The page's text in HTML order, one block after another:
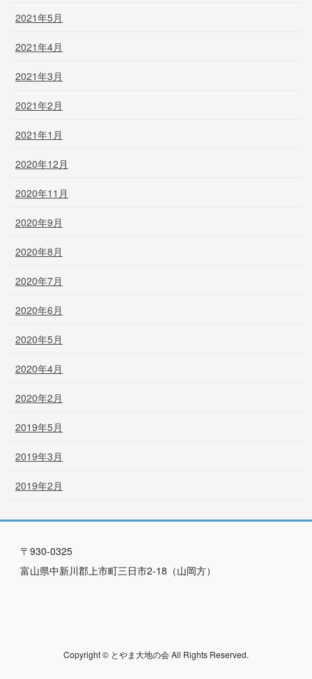
2021年5月
2021年4月
2021年3月
2021年2月
2021年1月
2020年12月
2020年11月
2020年9月
2020年8月
2020年7月
2020年6月
2020年5月
2020年4月
2020年2月
2019年5月
2019年3月
2019年2月
〒930-0325
富山県中新川郡上市町三日市2-18（山岡方）
Copyright © とやま大地の会 All Rights Reserved.